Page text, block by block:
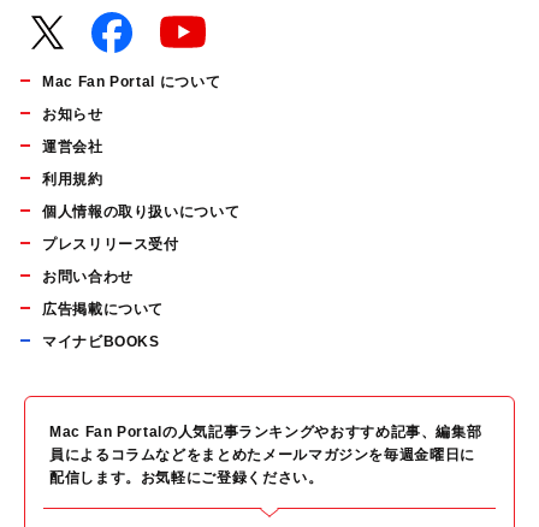
Mac Fan Portal について
お知らせ
運営会社
利用規約
個人情報の取り扱いについて
プレスリリース受付
お問い合わせ
広告掲載について
マイナビBOOKS
Mac Fan Portalの人気記事ランキングやおすすめ記事、編集部
員によるコラムなどをまとめたメールマガジンを毎週金曜日に
配信します。お気軽にご登録ください。